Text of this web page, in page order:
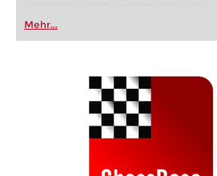
Figurenaktivität, die zusammen mit
Ideen zu einer unvergesslichen Partie
kann. Opfer können jedoch auch zu einem
funktioniert. Aus diesem Grund hat es sich
indische Spitzenspieler und elfmalige
Olympiateilnehmer Krishnan Sasikiran zur
Aufgabe gemacht, Opfer in all ihren
Sacrificing a
Mehr...